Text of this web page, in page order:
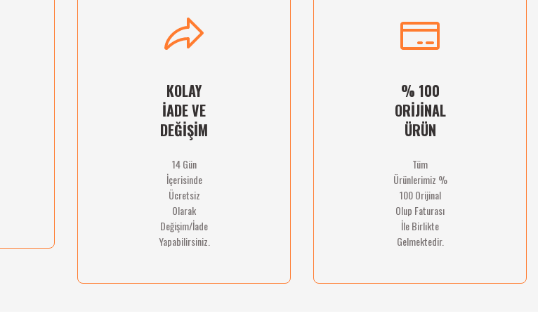
KOLAY
İADE VE
DEĞİŞİM
14 Gün
İçerisinde
Ücretsiz
Olarak
Değişim/İade
Yapabilirsiniz.
% 100
ORİJİNAL
ÜRÜN
Tüm
Ürünlerimiz %
100 Orijinal
Olup Faturası
İle Birlikte
Gelmektedir.